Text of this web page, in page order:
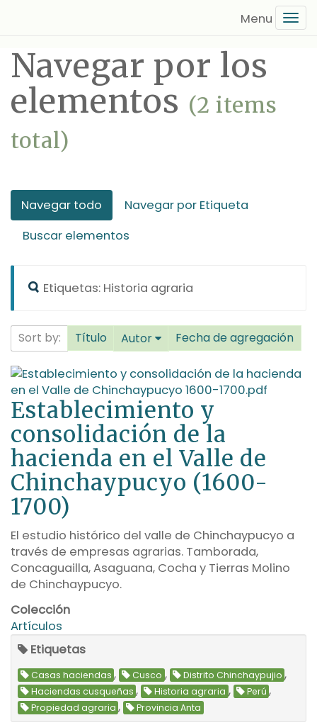
principal
Navegar por los
elementos (2 items
total)
Navegar todo
Navegar por Etiqueta
Buscar elementos
Etiquetas: Historia agraria
Sort by: Título Autor Fecha de agregación
Establecimiento y
consolidación de la
hacienda en el Valle de
Chinchaypucyo (1600-
1700)
El estudio histórico del valle de Chinchaypucyo a
través de empresas agrarias. Tamborada,
Concaguailla, Asaguana, Cocha y Tierras Molino
de Chinchaypucyo.
Colección
Artículos
Etiquetas
Casas haciendas , Cusco , Distrito Chinchaypujio ,
Haciendas cusqueñas , Historia agraria , Perú ,
Propiedad agraria , Provincia Anta